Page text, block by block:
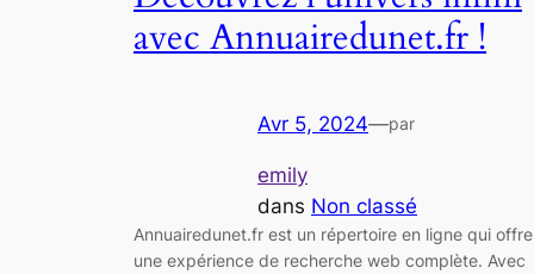
avec Annuairedunet.fr !
Avr 5, 2024—par
emily
dans Non classé
Annuairedunet.fr est un répertoire en ligne qui offre
une expérience de recherche web complète. Avec